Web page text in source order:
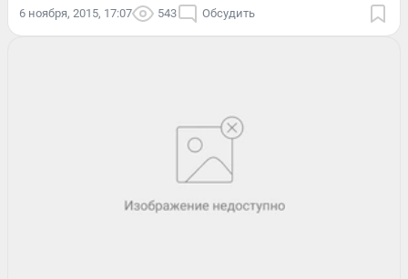
6 ноября, 2015, 17:07 543 Обсудить